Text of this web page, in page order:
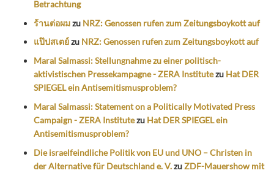
Betrachtung
ร้านต่อผมzu NRZ: Genossen rufen zum Zeitungsboykott auf
แป๊ปสเตย์zu NRZ: Genossen rufen zum Zeitungsboykott auf
Maral Salmassi: Stellungnahme zu einer politisch-
aktivistischen Pressekampagne - ZERA Institutezu Hat DER
SPIEGEL ein Antisemitismusproblem?
Maral Salmassi: Statement on a Politically Motivated Press
Campaign - ZERA Institutezu Hat DER SPIEGEL ein
Antisemitismusproblem?
Die israelfeindliche Politik von EU und UNO – Christen in
der Alternative für Deutschland e. V.zuZDF-Mauershow mit